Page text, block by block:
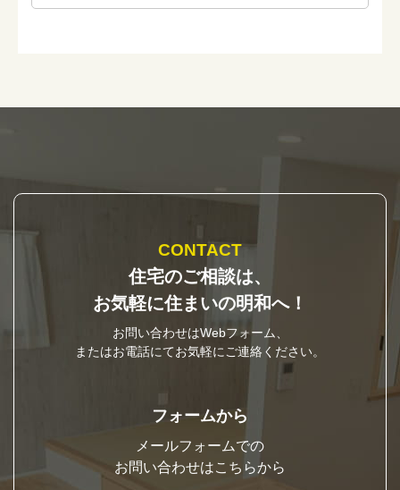
CONTACT
住宅のご相談は、
お気軽に住まいの明和へ！
お問い合わせはWebフォーム、
またはお電話にてお気軽にご連絡ください。
フォームから
メールフォームでの
お問い合わせはこちらから